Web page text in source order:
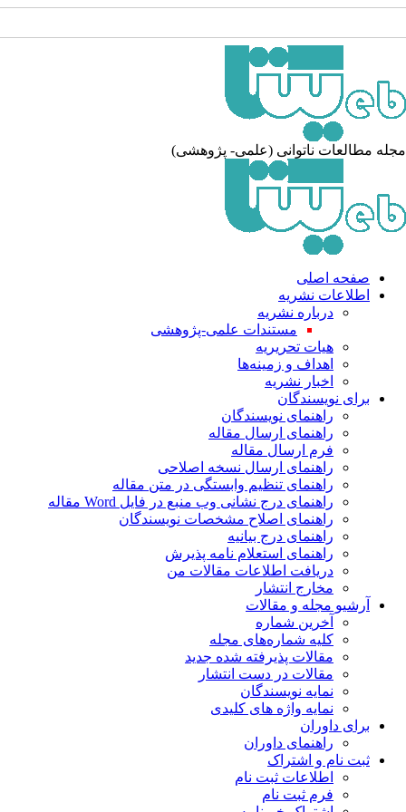
مطالعات ناتوانی (علمی- پژوهشی)
صفحه اصلی
اطلاعات نشریه
درباره نشریه
مستندات علمی-پژوهشی
هیات تحریریه
اهداف و زمینه‌ها
اخبار نشریه
برای نویسندگان
راهنمای نویسندگان
راهنمای ارسال مقاله
فرم ارسال مقاله
راهنمای ارسال نسخه اصلاحی
راهنمای تنظیم وابستگی در متن مقاله
راهنمای درج نشانی وب منبع در فایل Word مقاله
راهنمای اصلاح مشخصات نویسندگان
راهنمای درج بیانیه
راهنمای استعلام نامه پذیرش
دریافت اطلاعات مقالات من
مخارج انتشار
آرشیو مجله و مقالات
آخرین شماره
کلیه شماره‌های مجله
مقالات پذیرفته شده جدید
مقالات در دست انتشار
نمایه نویسندگان
نمایه واژه های کلیدی
برای داوران
راهنمای داوران
ثبت نام و اشتراک
اطلاعات ثبت نام
فرم ثبت نام